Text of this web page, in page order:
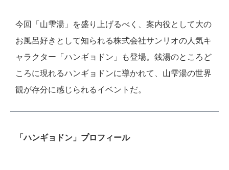
今回「山雫湯」を盛り上げるべく、案内役として大の
お風呂好きとして知られる株式会社サンリオの人気キ
ャラクター「ハンギョドン」も登場。銭湯のところど
ころに現れるハンギョドンに導かれて、山雫湯の世界
観が存分に感じられるイベントだ。
「ハンギョドン」プロフィール